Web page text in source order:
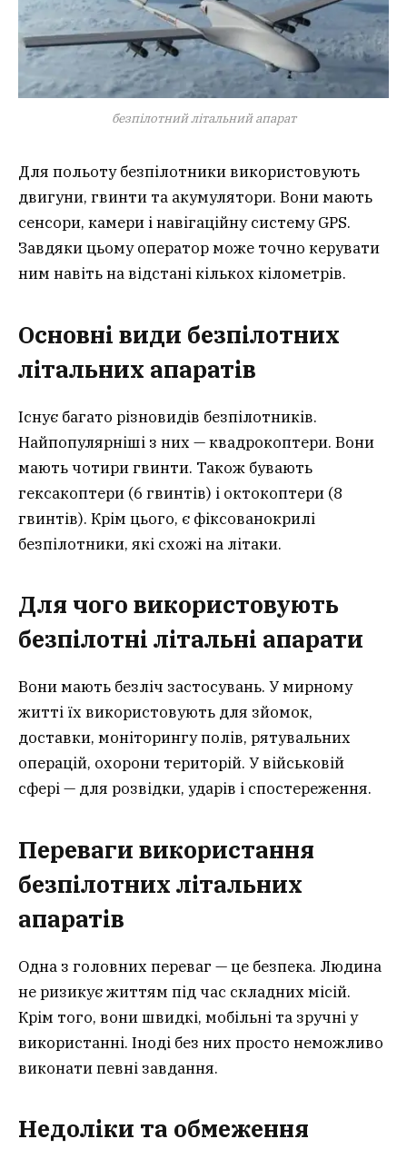
безпілотний літальний апарат
Для польоту безпілотники використовують
двигуни, гвинти та акумулятори. Вони мають
сенсори, камери і навігаційну систему GPS.
Завдяки цьому оператор може точно керувати
ним навіть на відстані кількох кілометрів.
Основні види безпілотних
літальних апаратів
Існує багато різновидів безпілотників.
Найпопулярніші з них — квадрокоптери. Вони
мають чотири гвинти. Також бувають
гексакоптери (6 гвинтів) і октокоптери (8
гвинтів). Крім цього, є фіксованокрилі
безпілотники, які схожі на літаки.
Для чого використовують
безпілотні літальні апарати
Вони мають безліч застосувань. У мирному
житті їх використовують для зйомок,
доставки, моніторингу полів, рятувальних
операцій, охорони територій. У військовій
сфері — для розвідки, ударів і спостереження.
Переваги використання
безпілотних літальних
апаратів
Одна з головних переваг — це безпека. Людина
не ризикує життям під час складних місій.
Крім того, вони швидкі, мобільні та зручні у
використанні. Іноді без них просто неможливо
виконати певні завдання.
Недоліки та обмеження